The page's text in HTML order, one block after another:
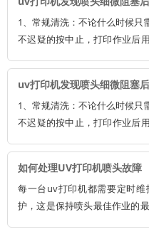
就可以使其正常运行。
1、常规清洗：不论什么时候
不迟疑的按中止，打印作业后
留墨水。留意：使用手动气泵
损坏喷头。
1、常规清洗：不论什么时候
不迟疑的按中止，打印作业后
留墨水。留意：使用手动气泵
损坏喷头。
如何处理UV打印机喷头故障
每一台uv打印机都需要定时
护，这是保持喷头最佳作业的